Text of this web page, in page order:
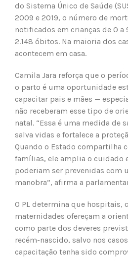
do Sistema Único de Saúde
2009 e 2019, o número de
notificados em crianças de 0 a
2.148 óbitos. Na maioria dos
acontecem em casa.
Camila Jara reforça que o
o parto é uma oportunidade
capacitar pais e mães —
não receberam esse tipo de
natal. “Essa é uma medida de
salva vidas e fortalece a
Quando o Estado compartilha
famílias, ele amplia o cuidado
poderiam ser prevenidas com
manobra”, afirma a
O PL determina que hospitais,
maternidades ofereçam a
como parte dos deveres
recém-nascido, salvo nos
capacitação tenha sido